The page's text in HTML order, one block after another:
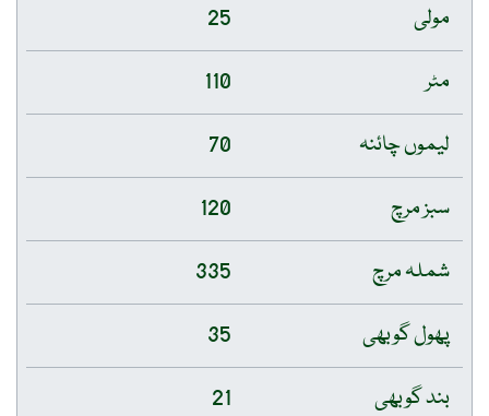
مولی
25
مٹر
110
لیموں چائنہ
70
سبز مرچ
120
شملہ مرچ
335
پھول گوبھی
35
بند گوبھی
21